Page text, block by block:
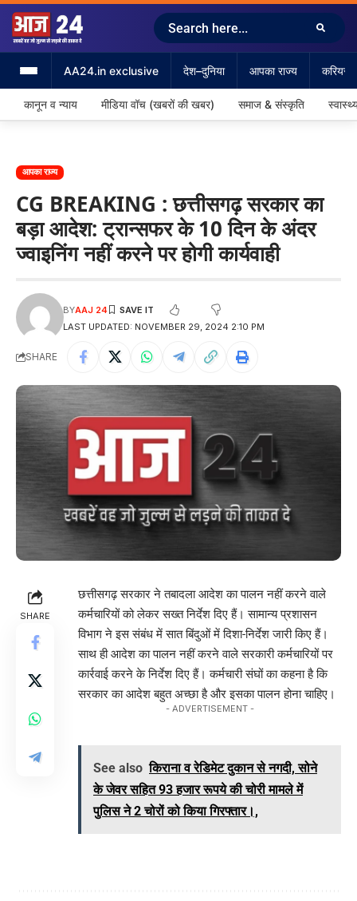
AA24.in exclusive देश–दुनिया आपका राज्य करियर
कानून व न्याय मीडिया वॉच (खबरों की खबर) समाज & संस्कृति
आपका राज्य
CG BREAKING : छत्तीसगढ़ सरकार का
बड़ा आदेश: ट्रान्सफर के 10 दिन के अंदर
ज्वाइनिंग नहीं करने पर होगी कार्यवाही
LAST UPDATED: NOVEMBER 29, 2024 2:10 PM
BYAAJ 24
SHARE
SHARE
छत्तीसगढ़ सरकार ने तबादला आदेश का पालन नहीं करने वाले
कर्मचारियों को लेकर सख्त निर्देश दिए हैं। सामान्य प्रशासन
विभाग ने इस संबंध में सात बिंदुओं में दिशा-निर्देश जारी किए हैं।
साथ ही आदेश का पालन नहीं करने वाले सरकारी कर्मचारियों पर
कार्रवाई करने के निर्देश दिए हैं। कर्मचारी संघों का कहना है कि
सरकार का आदेश बहुत अच्छा है और इसका पालन होना चाहिए।
- ADVERTISEMENT -
See also किराना व रेडिमेट दुकान से नगदी, सोने
के जेवर सहित 93 हजार रूपये की चोरी मामले में
पुलिस ने 2 चोरों को किया गिरफ्तार।,